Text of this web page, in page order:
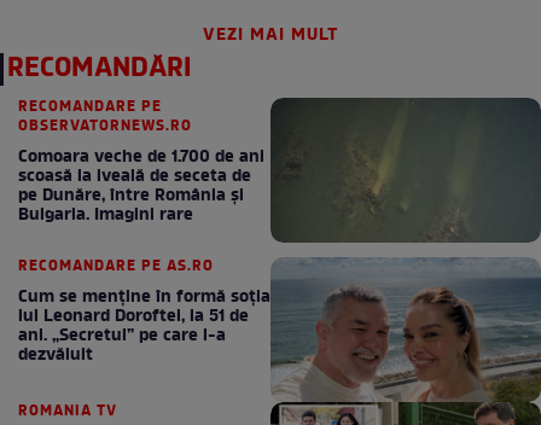
VEZI MAI MULT
RECOMANDĂRI
RECOMANDARE PE
OBSERVATORNEWS.RO
Comoara veche de 1.700 de ani
scoasă la iveală de seceta de
pe Dunăre, între România şi
Bulgaria. Imagini rare
RECOMANDARE PE AS.RO
Cum se menţine în formă soţia
lui Leonard Doroftei, la 51 de
ani. „Secretul” pe care l-a
dezvăluit
ROMANIA TV